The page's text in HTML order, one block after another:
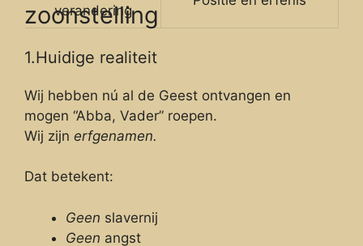
verandering
zoonstelling
1.Huidige realiteit
Wij hebben nú al de Geest ontvangen en
mogen “Abba, Vader” roepen.
Wij zijn erfgenamen.
Dat betekent:
Geen slavernij
Geen angst